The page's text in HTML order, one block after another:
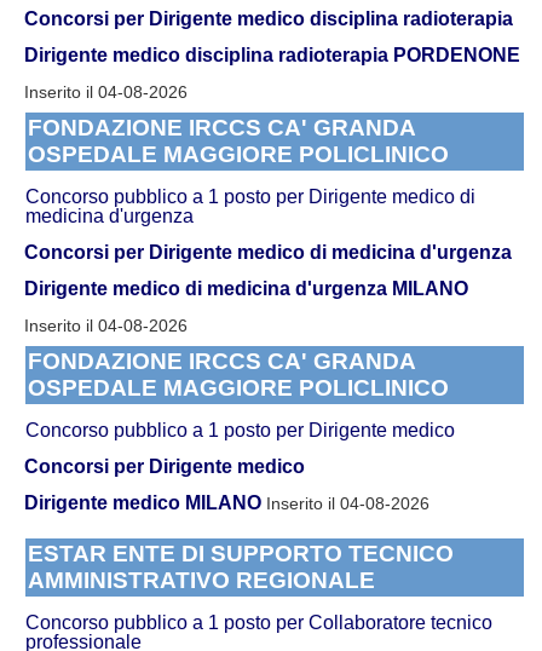
Concorsi per Dirigente medico disciplina radioterapia
Dirigente medico disciplina radioterapia PORDENONE
Inserito il 04-08-2026
FONDAZIONE IRCCS CA' GRANDA
OSPEDALE MAGGIORE POLICLINICO
Concorso pubblico a 1 posto per Dirigente medico di
medicina d'urgenza
Concorsi per Dirigente medico di medicina d'urgenza
Dirigente medico di medicina d'urgenza MILANO
Inserito il 04-08-2026
FONDAZIONE IRCCS CA' GRANDA
OSPEDALE MAGGIORE POLICLINICO
Concorso pubblico a 1 posto per Dirigente medico
Concorsi per Dirigente medico
Dirigente medico MILANO Inserito il 04-08-2026
ESTAR ENTE DI SUPPORTO TECNICO
AMMINISTRATIVO REGIONALE
Concorso pubblico a 1 posto per Collaboratore tecnico
professionale